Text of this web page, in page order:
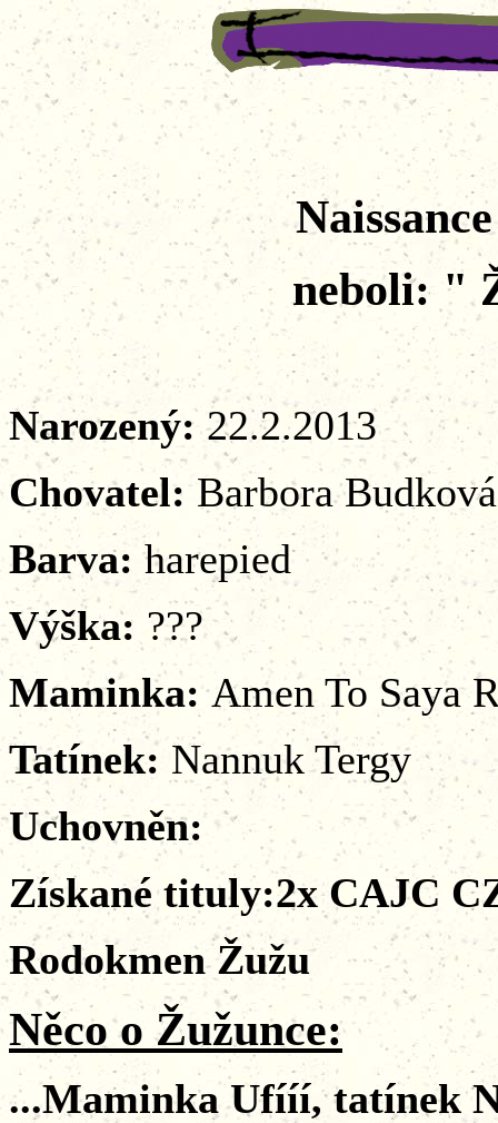
neboli: "
Narozený:22.2.2013
Chovatel: Barbora Budková
Barva: harepied
Výška: ???
Maminka:Amen To Saya
Tatínek: Nannuk Tergy
Uchovněn:
Získané tituly:2x CAJC
Rodokmen Žužu
Něco oŽužunce:
...Maminka Ufííí, tatínek